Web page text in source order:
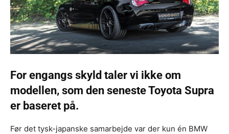
For engangs skyld taler vi ikke om
modellen, som den seneste Toyota Supra
er baseret på.
Før det tysk-japanske samarbejde var der kun én BMW